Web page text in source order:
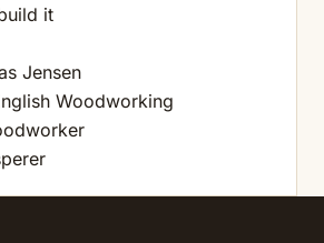
it
Jensen
Woodworking